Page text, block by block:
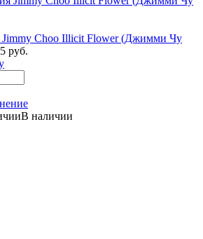
Choo Illicit Flower (Джимми Чу
руб.
В наличии